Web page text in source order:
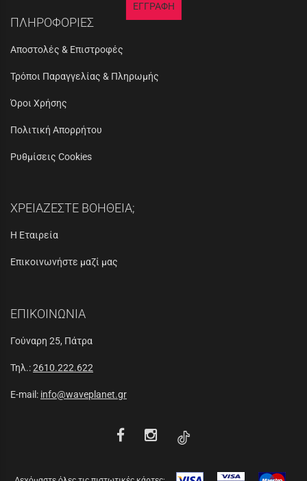
ΕΓΓΡΑΦΗ
ΠΛΗΡΟΦΟΡΙΕΣ
Αποστολές & Επιστροφές
Τρόποι Παραγγελίας & Πληρωμής
Όροι Χρήσης
Πολιτική Απορρήτου
Ρυθμίσεις Cookies
ΧΡΕΙΑΖΕΣΤΕ ΒΟΗΘΕΙΑ;
Η Εταιρεία
Επικοινωνήστε μαζί μας
ΕΠΙΚΟΙΝΩΝΙΑ
Γούναρη 25, Πάτρα
Τηλ.:2610.222.622
E-mail: info@waveplanet.gr